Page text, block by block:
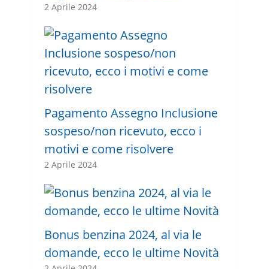
2 Aprile 2024
Pagamento Assegno Inclusione
sospeso/non ricevuto, ecco i
motivi e come risolvere
2 Aprile 2024
Bonus benzina 2024, al via le
domande, ecco le ultime Novità